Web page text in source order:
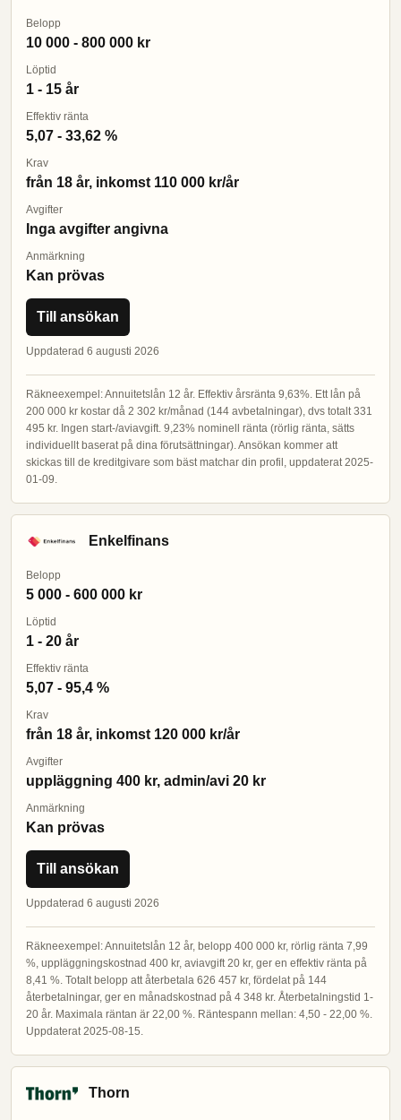
Belopp
10 000 - 800 000 kr
Löptid
1 - 15 år
Effektiv ränta
5,07 - 33,62 %
Krav
från 18 år, inkomst 110 000 kr/år
Avgifter
Inga avgifter angivna
Anmärkning
Kan prövas
Till ansökan
Uppdaterad 6 augusti 2026
Räkneexempel: Annuitetslån 12 år. Effektiv årsränta 9,63%. Ett lån på
200 000 kr kostar då 2 302 kr/månad (144 avbetalningar), dvs totalt 331
495 kr. Ingen start-/aviavgift. 9,23% nominell ränta (rörlig ränta, sätts
individuellt baserat på dina förutsättningar). Ansökan kommer att
skickas till de kreditgivare som bäst matchar din profil, uppdaterat 2025-
01-09.
Enkelfinans
Belopp
5 000 - 600 000 kr
Löptid
1 - 20 år
Effektiv ränta
5,07 - 95,4 %
Krav
från 18 år, inkomst 120 000 kr/år
Avgifter
uppläggning 400 kr, admin/avi 20 kr
Anmärkning
Kan prövas
Till ansökan
Uppdaterad 6 augusti 2026
Räkneexempel: Annuitetslån 12 år, belopp 400 000 kr, rörlig ränta 7,99
%, uppläggningskostnad 400 kr, aviavgift 20 kr, ger en effektiv ränta på
8,41 %. Totalt belopp att återbetala 626 457 kr, fördelat på 144
återbetalningar, ger en månadskostnad på 4 348 kr. Återbetalningstid 1-
20 år. Maximala räntan är 22,00 %. Räntespann mellan: 4,50 - 22,00 %.
Uppdaterat 2025-08-15.
Thorn